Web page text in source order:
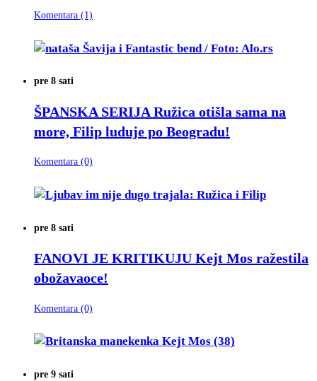
Komentara (1)
pre 8 sati
ŠPANSKA SERIJA Ružica otišla sama na
more, Filip luduje po Beogradu!
Komentara (0)
pre 8 sati
FANOVI JE KRITIKUJU Kejt Mos ražestila
obožavaoce!
Komentara (0)
pre 9 sati